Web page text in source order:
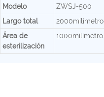
Modelo ZWSJ-500
Largo total
2000milímetro
Área de
esterilización
1000milímetro